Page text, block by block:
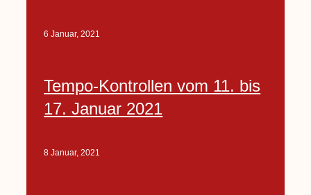
6 Januar, 2021
Tempo-Kontrollen vom 11. bis
17. Januar 2021
8 Januar, 2021